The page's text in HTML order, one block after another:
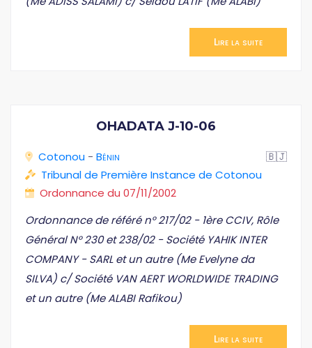
Lire la suite
OHADATA J-10-06
Cotonou - Bénin
🇧🇯
Tribunal de Première Instance de Cotonou
Ordonnance du 07/11/2002
Ordonnance de référé n° 217/02 - 1ère CCIV, Rôle
Général N° 230 et 238/02 - Société YAHIK INTER
COMPANY - SARL et un autre (Me Evelyne da
SILVA) c/ Société VAN AERT WORLDWIDE TRADING
et un autre (Me ALABI Rafikou)
Lire la suite